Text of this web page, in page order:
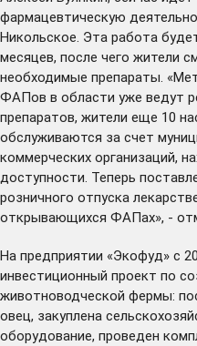
фармацевтическую
Никольское. Эта работа
месяцев, после чего жители
необходимые препараты.
ФАПов в области уже ведут
препаратов, жители еще 10
обслуживаются за счет
коммерческих организаций,
доступности. Теперь
розничного отпуска
открывающихся ФАПах», -
На предприятии «Экофуд» с
инвестиционный проект по
животноводческой фермы:
овец, закуплена
оборудование, проведен